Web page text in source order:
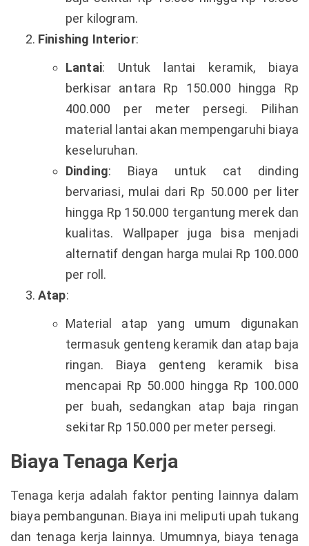
per kilogram.
Finishing Interior:
Lantai: Untuk lantai keramik, biaya
berkisar antara Rp 150.000 hingga Rp
400.000 per meter persegi. Pilihan
material lantai akan mempengaruhi biaya
keseluruhan.
Dinding: Biaya untuk cat dinding
bervariasi, mulai dari Rp 50.000 per liter
hingga Rp 150.000 tergantung merek dan
kualitas. Wallpaper juga bisa menjadi
alternatif dengan harga mulai Rp 100.000
per roll.
Atap:
Material atap yang umum digunakan
termasuk genteng keramik dan atap baja
ringan. Biaya genteng keramik bisa
mencapai Rp 50.000 hingga Rp 100.000
per buah, sedangkan atap baja ringan
sekitar Rp 150.000 per meter persegi.
Biaya Tenaga Kerja
Tenaga kerja adalah faktor penting lainnya dalam
biaya pembangunan. Biaya ini meliputi upah tukang
dan tenaga kerja lainnya. Umumnya, biaya tenaga